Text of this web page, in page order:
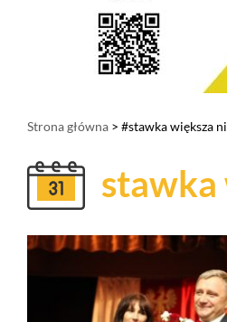
Strona główna > #stawka większa
stawka